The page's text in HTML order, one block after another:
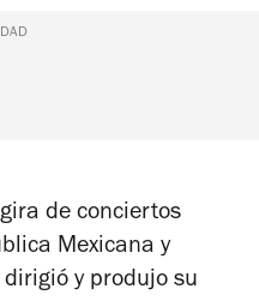
de conciertos
Mexicana y
y produjo su